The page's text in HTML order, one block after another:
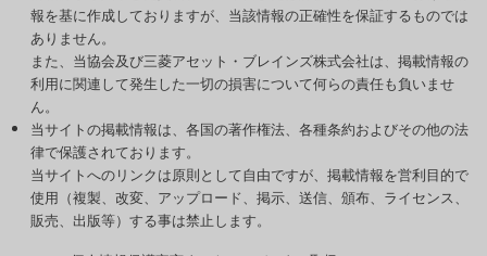
報を基に作成しておりますが、当該情報の正確性を保証するものでは
ありません。
また、当協会及び三菱アセット・ブレインズ株式会社は、掲載情報の
利用に関連して発生した一切の損害について何らの責任も負いませ
ん。
当サイトの掲載情報は、各国の著作権法、各種条約およびその他の法
律で保護されております。
当サイトへのリンクは原則として自由ですが、掲載情報を営利目的で
使用（複製、改変、アップロード、掲示、送信、頒布、ライセンス、
販売、出版等）する事は禁止します。